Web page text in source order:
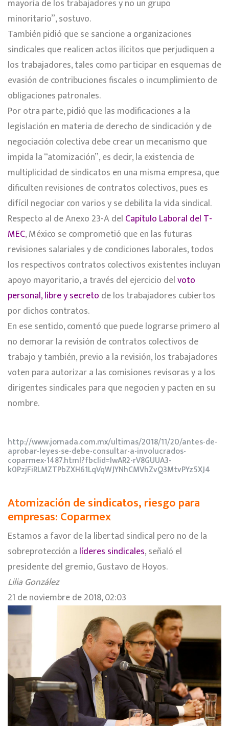
mayoría de los trabajadores y no un grupo
minoritario”, sostuvo.
También pidió que se sancione a organizaciones
sindicales que realicen actos ilícitos que perjudiquen a
los trabajadores, tales como participar en esquemas de
evasión de contribuciones fiscales o incumplimiento de
obligaciones patronales.
Por otra parte, pidió que las modificaciones a la
legislación en materia de derecho de sindicación y de
negociación colectiva debe crear un mecanismo que
impida la “atomización”, es decir, la existencia de
multiplicidad de sindicatos en una misma empresa, que
dificulten revisiones de contratos colectivos, pues es
difícil negociar con varios y se debilita la vida sindical.
Respecto al de Anexo 23-A del Capítulo Laboral del T-
MEC, México se comprometió que en las futuras
revisiones salariales y de condiciones laborales, todos
los respectivos contratos colectivos existentes incluyan
apoyo mayoritario, a través del ejercicio delvoto
personal, libre y secreto de los trabajadores cubiertos
por dichos contratos.
En ese sentido, comentó que puede lograrse primero al
no demorar la revisión de contratos colectivos de
trabajo y también, previo a la revisión, los trabajadores
voten para autorizar a las comisiones revisoras y a los
dirigentes sindicales para que negocien y pacten en su
nombre.
http://www.jornada.com.mx/ultimas/2018/11/20/antes-de-
aprobar-leyes-se-debe-consultar-a-involucrados-
coparmex-1487.html?fbclid=IwAR2-rV8GUUA3-
k0PzjFiRLMZTPbZXH61LqVqWJYNhCMVhZvQ3MtvPYz5XJ4
Atomización de sindicatos, riesgo para
empresas: Coparmex
Estamos a favor de la libertad sindical pero no de la
sobreprotección a líderes sindicales, señaló el
presidente del gremio, Gustavo de Hoyos.
Lilia González
21 de noviembre de 2018, 02:03